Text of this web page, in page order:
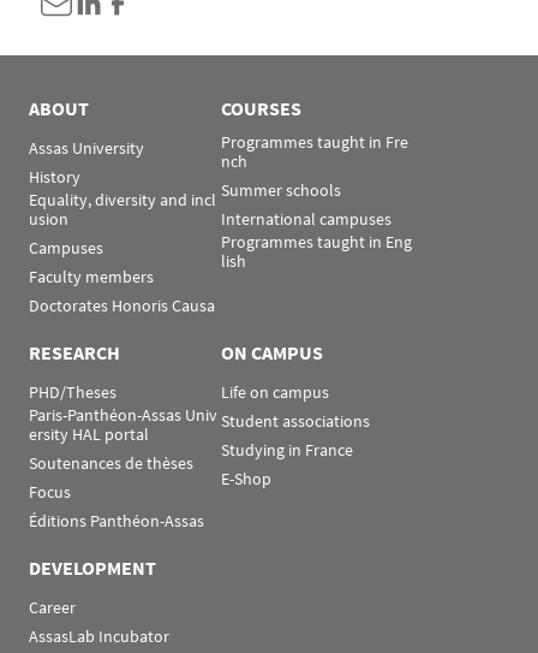
ABOUT
Assas University
History
Equality, diversity and incl
usion
Campuses
Faculty members
Doctorates Honoris Causa
COURSES
Programmes taught in Fre
nch
Summer schools
International campuses
Programmes taught in Eng
lish
RESEARCH
PHD/Theses
Paris-Panthéon-Assas Univ
ersity HAL portal
Soutenances de thèses
Focus
Éditions Panthéon-Assas
ON CAMPUS
Life on campus
Student associations
Studying in France
E-Shop
DEVELOPMENT
Career
AssasLab Incubator